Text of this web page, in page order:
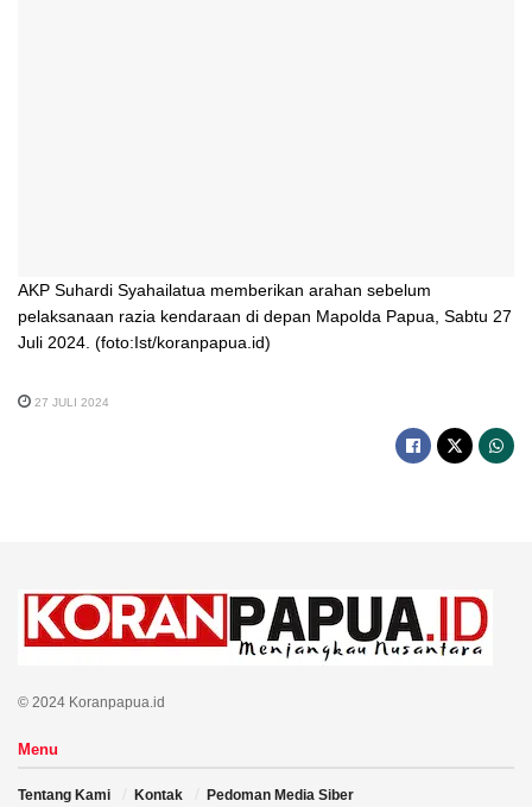
AKP Suhardi Syahailatua memberikan arahan sebelum
pelaksanaan razia kendaraan di depan Mapolda Papua, Sabtu 27
Juli 2024. (foto:Ist/koranpapua.id)
27 JULI 2024
© 2024 Koranpapua.id
Menu
Tentang Kami Kontak Pedoman Media Siber